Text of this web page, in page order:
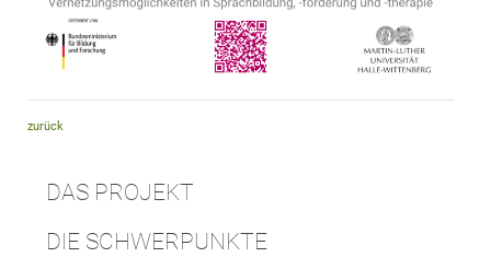
zurück
DAS PROJEKT
DIE SCHWERPUNKTE